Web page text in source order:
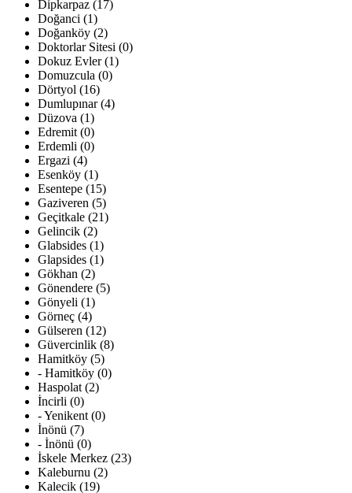
Dipkarpaz (17)
Doğanci (1)
Doğanköy (2)
Doktorlar Sitesi (0)
Dokuz Evler (1)
Domuzcula (0)
Dörtyol (16)
Dumlupınar (4)
Düzova (1)
Edremit (0)
Erdemli (0)
Ergazi (4)
Esenköy (1)
Esentepe (15)
Gaziveren (5)
Geçitkale (21)
Gelincik (2)
Glabsides (1)
Glapsides (1)
Gökhan (2)
Gönendere (5)
Gönyeli (1)
Görneç (4)
Gülseren (12)
Güvercinlik (8)
Hamitköy (5)
- Hamitköy (0)
Haspolat (2)
İncirli (0)
- Yenikent (0)
İnönü (7)
- İnönü (0)
İskele Merkez (23)
Kaleburnu (2)
Kalecik (19)